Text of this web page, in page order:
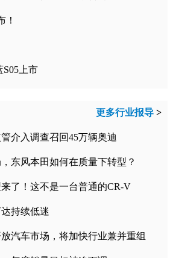
！
S05上市
更多行业报导 >
介入调查召回45万辆奥迪
东风本田如何在质量下转型？
了！这不是一台普通的CR-V
持续低迷
汽车市场，将加快行业兼并重组